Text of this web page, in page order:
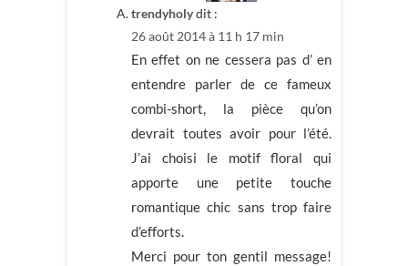
trendyholydit :
26 août 2014 à 11 h 17 min
En effet on ne cessera pas d’ en
entendre parler de ce fameux
combi-short, la pièce qu’on
devrait toutes avoir pour l’été.
J’ai choisi le motif floral qui
apporte une petite touche
romantique chic sans trop faire
d’efforts.
Merci pour ton gentil message!